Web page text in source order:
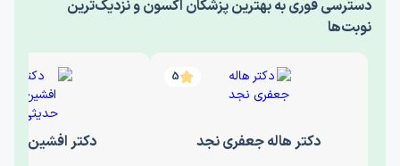
‎دسترسی فوری به بهترین پزشکان اکسون و نزدیک‌ترین
نوبت‌ها
5
دکتر هاله جعفری نجد دکتر افشین